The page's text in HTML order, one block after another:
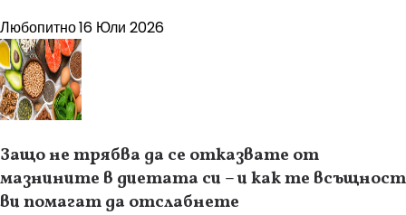
Любопитно16 Юли 2026
Защо не трябва да се отказвате от
мазнините в диетата си – и как те всъщност
ви помагат да отслабнете